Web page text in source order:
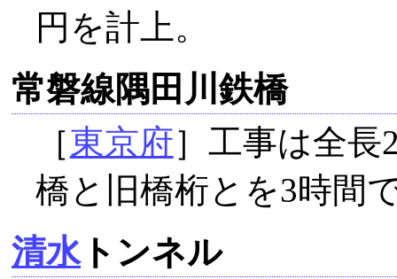
円を計上。
常磐線隅田川鉄橋
［東京府］工事は全長
橋と旧橋桁とを3時間
清水トンネル